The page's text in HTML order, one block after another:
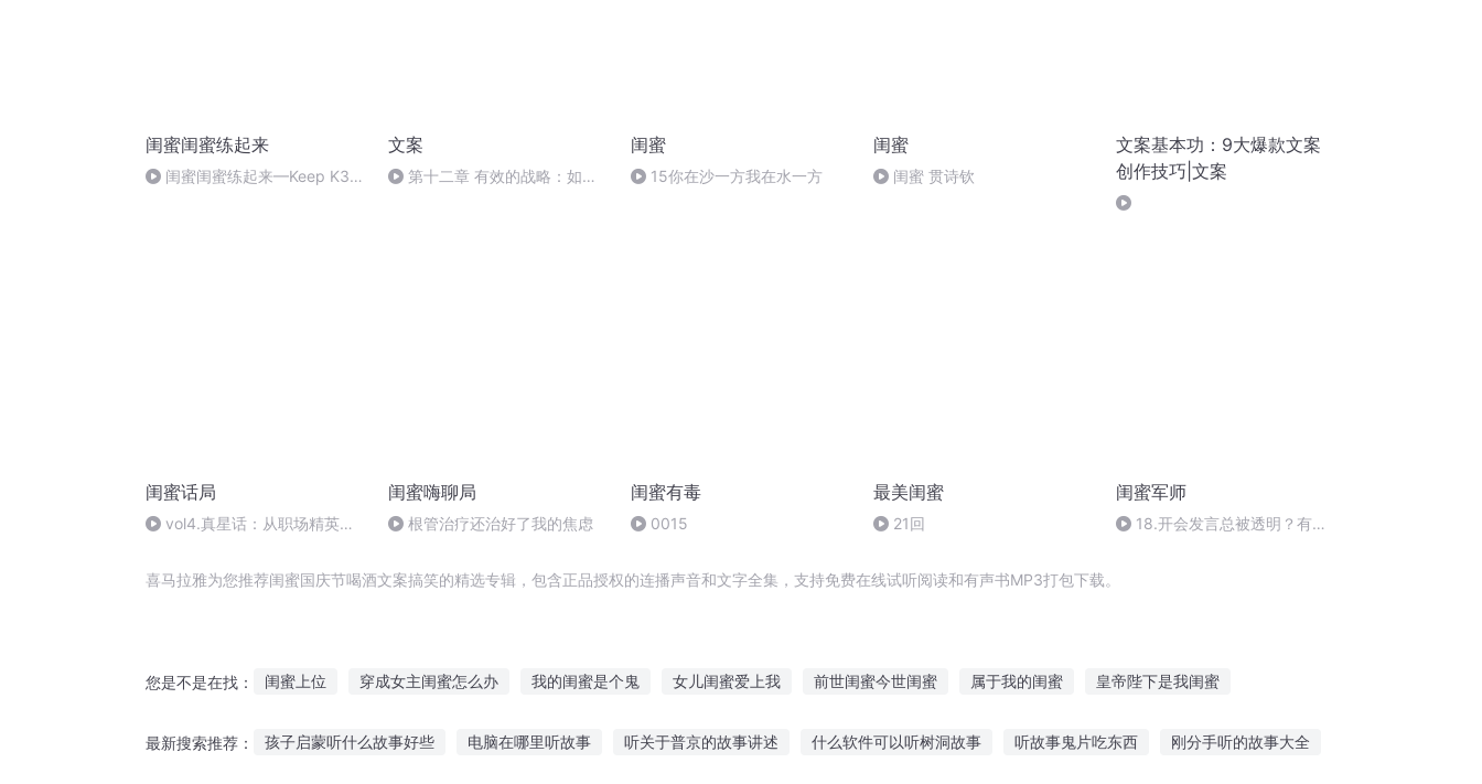
闺蜜闺蜜练起来
闺蜜闺蜜练起来—Keep K3三
文案
第十二章 有效的战略：如何
闺蜜
15你在沙一方我在水一方
闺蜜
闺蜜 贯诗钦
文案基本功：9大爆款文案
创作技巧|文案
闺蜜话局
vol4.真星话：从职场精英到
闺蜜嗨聊局
根管治疗还治好了我的焦虑
闺蜜有毒
0015
最美闺蜜
21回
闺蜜军师
18.开会发言总被透明？有想
喜马拉雅为您推荐闺蜜国庆节喝酒文案搞笑的精选专辑，包含正品授权的连播声音和文字全集，支持免费在线试听阅读和有声书MP3打包下载。
您是不是在找： 闺蜜上位 穿成女主闺蜜怎么办 我的闺蜜是个鬼 女儿闺蜜爱上我 前世闺蜜今世闺蜜 属于我的闺蜜 皇帝陛下是我闺蜜
最新搜索推荐： 孩子启蒙听什么故事好些 电脑在哪里听故事 听关于普京的故事讲述 什么软件可以听树洞故事 听故事鬼片吃东西 刚分手听的故事大全